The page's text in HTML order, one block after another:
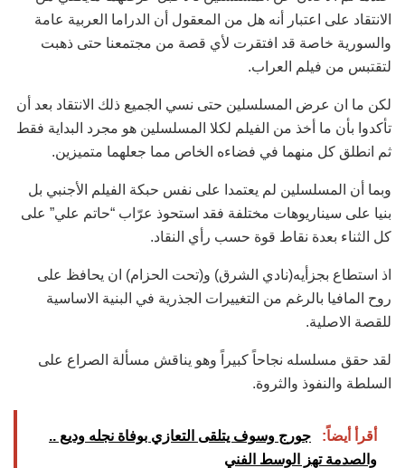
الانتقاد على اعتبار أنه هل من المعقول أن ‏الدراما العربية عامة
والسورية خاصة قد افتقرت لأي قصة من مجتمعنا حتى ذهبت
لتقتبس من فيلم العراب.‏
لكن ما ان عرض المسلسلين حتى نسي الجميع ذلك الانتقاد بعد أن
تأكدوا بأن ما أخذ من الفيلم لكلا ‏المسلسلين هو مجرد البداية فقط
ثم انطلق كل منهما في فضاءه الخاص مما جعلهما متميزين.‏
وبما أن المسلسلين لم يعتمدا على نفس حبكة الفيلم الأجنبي بل
بنيا على سيناريوهات مختلفة فقد استحوذ ‏عرّاب “حاتم علي” على
كل الثناء بعدة نقاط قوة حسب رأي النقاد.‏
اذ استطاع بجزأيه(نادي الشرق) و(تحت الحزام) ان يحافظ على
روح المافيا بالرغم من التغييرات الجذرية في ‏البنية الاساسية
للقصة الاصلية.‏
لقد حقق مسلسله نجاحاً كبيراً وهو يناقش مسألة الصراع على
السلطة والنفوذ والثروة.‏
أقرأ أيضاً:
جورج وسوف يتلقى التعازي بوفاة نجله وديع ..
والصدمة تهز الوسط الفني